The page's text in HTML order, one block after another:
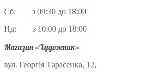
Сб: з 09:30 до 18:00
Нд: з 10:00 до 18:00
Магазин «Художник»
вул. Георгія Тарасенка, 12,